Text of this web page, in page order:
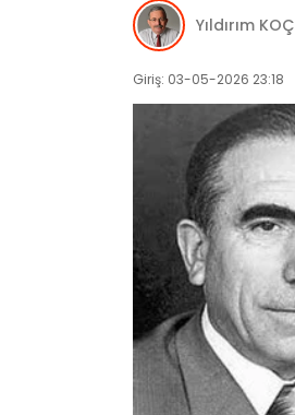
Yıldırım KOÇ
Giriş: 03-05-2026 23:18